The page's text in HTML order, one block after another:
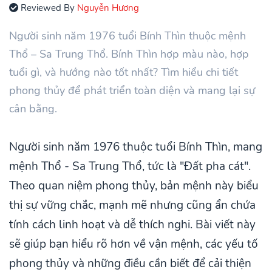
Reviewed By Nguyễn Hương
Người sinh năm 1976 tuổi Bính Thìn thuộc mệnh
Thổ – Sa Trung Thổ. Bính Thìn hợp màu nào, hợp
tuổi gì, và hướng nào tốt nhất? Tìm hiểu chi tiết
phong thủy để phát triển toàn diện và mang lại sự
cân bằng.
Người sinh năm 1976 thuộc tuổi Bính Thìn, mang
mệnh Thổ - Sa Trung Thổ, tức là "Đất pha cát".
Theo quan niệm phong thủy, bản mệnh này biểu
thị sự vững chắc, mạnh mẽ nhưng cũng ẩn chứa
tính cách linh hoạt và dễ thích nghi. Bài viết này
sẽ giúp bạn hiểu rõ hơn về vận mệnh, các yếu tố
phong thủy và những điều cần biết để cải thiện